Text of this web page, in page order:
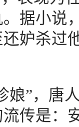
据小说
还妒杀
娘”，唐
传是：